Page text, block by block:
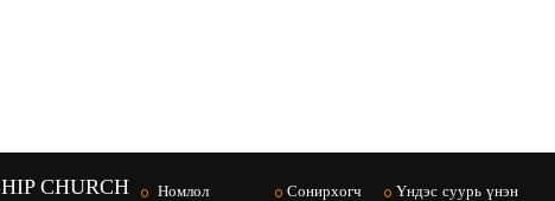
CHURCH
Номлол
Сонирхогч
Үндэс суурь үнэн